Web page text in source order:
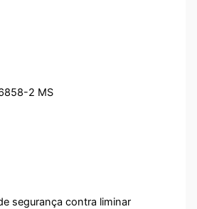
2 MS
segurança contra liminar